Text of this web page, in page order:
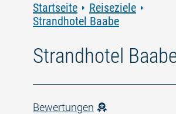
Startseite
Reiseziele
Strandhotel Baabe
Strandhotel
Bewertungen